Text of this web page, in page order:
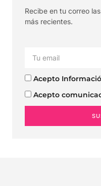
Recibe en tu correo
más recientes.
Acepto
Acepto